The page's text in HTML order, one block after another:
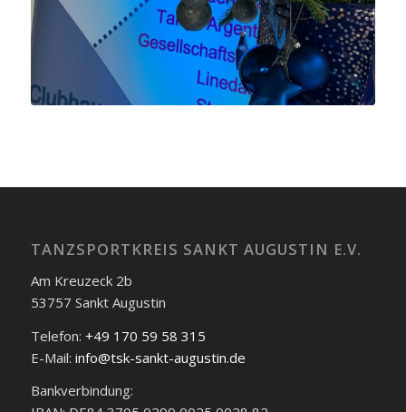
TANZSPORTKREIS SANKT AUGUSTIN E.V.
Am Kreuzeck 2b
53757 Sankt Augustin
Telefon: +49 170 59 58 315
E-Mail: info@tsk-sankt-augustin.de
Bankverbindung: